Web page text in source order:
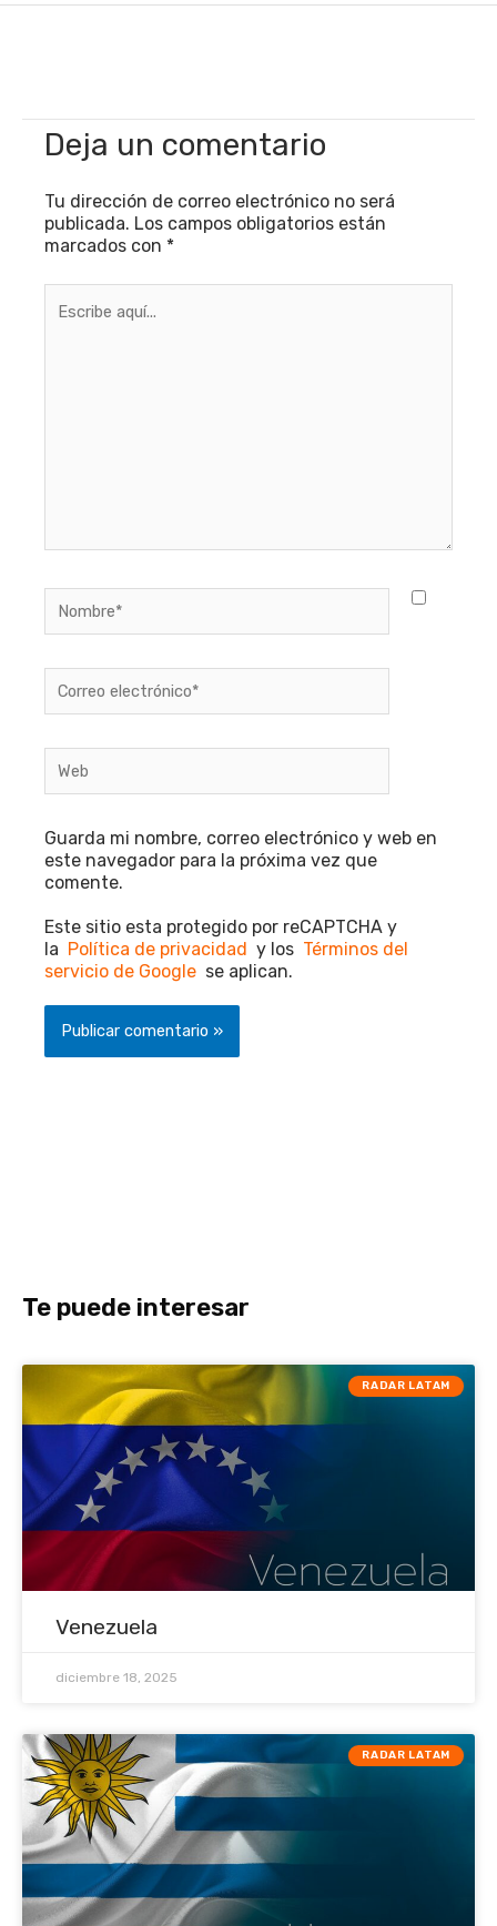
Deja un comentario
Tu dirección de correo electrónico no será
publicada. Los campos obligatorios están
marcados con *
aquí...
electrónico*
Guarda mi nombre, correo electrónico y web en
este navegador para la próxima vez que
comente.
Este sitio esta protegido por reCAPTCHA y
la Política de privacidad y los Términos del
servicio de Google se aplican.
Te puede interesar
RADAR LATAM
Venezuela
diciembre 18, 2025
RADAR LATAM